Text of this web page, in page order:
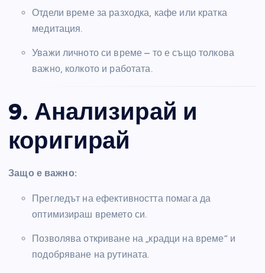
Отдели време за разходка, кафе или кратка
медитация.
Уважи личното си време – то е също толкова
важно, колкото и работата.
9. Анализирай и
коригирай
Защо е важно:
Прегледът на ефективността помага да
оптимизираш времето си.
Позволява откриване на „крадци на време“ и
подобряване на рутината.